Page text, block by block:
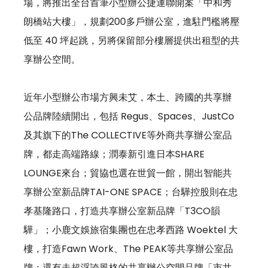
朗橋站大樓」，規劃200多戶辦公室，進駐門檻將壓
低至 40 坪起跳，另將保留部分樓層提供出租型的共
享辦公空間。
近年小型辦公市場方興未艾，本土、跨國的共享辦
公品牌陸續開出，包括 Regus、Spaces、JustCo
及其旗下的The COLLECTIVE等外商共享辦公室品
牌，都走高端路線；潤泰新引進日本SHARE
LOUNGE來台；貿協也選在世貿一館，開出智能共
享辦公室新品牌TAI-ONE SPACE；台驊控股則在忠
孝基隆路口，打造共享辦公室新品牌「T3CO韻
驊」；小鹿文娛旅宿集團也在忠孝西路 Woektel 大
樓，打造Fawn Work、The PEAK等共享辦公室品